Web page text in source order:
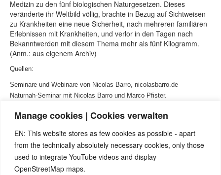
Manage cookies | Cookies verwalten
EN: This website stores as few cookies as possible - apart
from the technically absolutely necessary cookies, only those
used to integrate YouTube videos and display
OpenStreetMap maps.
Medizin zu den fünf biologischen Naturgesetzen. Dieses
veränderte ihr Weltbild völlig, brachte in Bezug auf Sichtweisen
zu Krankheiten eine neue Sicherheit, nach mehreren familiären
Erlebnissen mit Krankheiten, und verlor in den Tagen nach
Bekanntwerden mit diesem Thema mehr als fünf Kilogramm.
(Anm.: aus eigenem Archiv)
Quellen:
Seminare und Webinare von Nicolas Barro, nicolasbarro.de
Naturnah-Seminar mit Nicolas Barro und Marco Pfister.
David Münnich, „Das System der 5 Biologischen Naturgesetze“ Band
Claudio Trupiano, ital. Jurist und 5BN-Therapeut: „Danke Doktor
Hamer“.
Mark U. Pfister, 5BN-Therapeut und ital. Fachschule zu den 5LB
„Anwendungshandbuch zu den fünf biologischen Naturgesetzen“